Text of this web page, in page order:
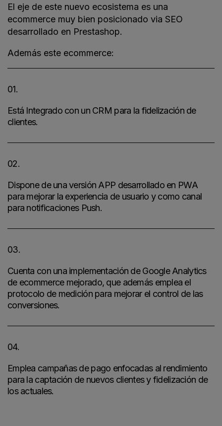
El eje de este nuevo ecosistema es una
ecommerce muy bien posicionado via SEO
desarrollado en Prestashop.
Además este ecommerce:
01.
Está Integrado con un CRM para la fidelización de
clientes.
02.
Dispone de una versión APP desarrollado en PWA
para mejorar la experiencia de usuario y como canal
para notificaciones Push.
03.
Cuenta con una implementación de Google Analytics
de ecommerce mejorado, que además emplea el
protocolo de medición para mejorar el control de las
conversiones.
04.
Emplea campañas de pago enfocadas al rendimiento
para la captación de nuevos clientes y fidelización de
los actuales.